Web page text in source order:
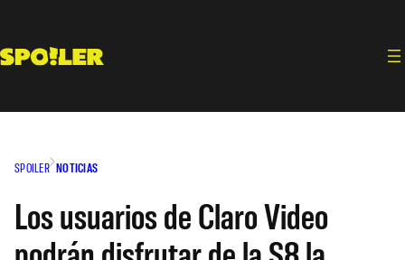
contenido
SPOILER NOTICIAS
Los usuarios de Claro Video